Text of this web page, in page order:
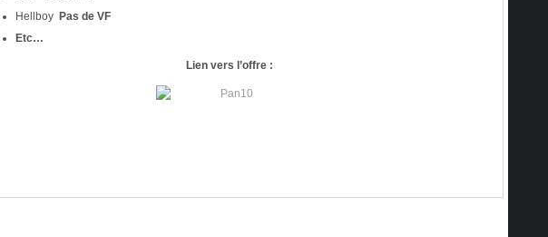
Hellboy Pas de VF
Etc…
Lien vers l’offre :